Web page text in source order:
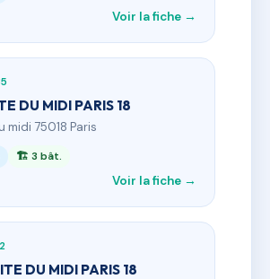
Voir la fiche →
DU MIDI PARIS 18
midi 75018 Paris
🏗 3 bât.
Voir la fiche →
DU MIDI PARIS 18